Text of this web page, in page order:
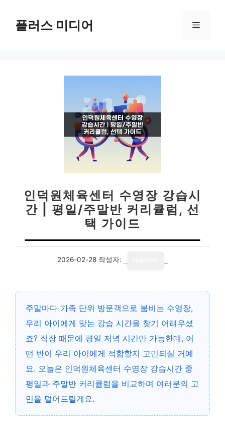
플러스 미디어 메
인덕원체육센터 수영장 강습시
간 | 평일/주말반 커리큘럼, 선
택 가이드
2026-02-28 작성자:
주말마다 가족 단위 방문객으로 붐비는 수영장,
우리 아이에게 맞는 강습 시간을 찾기 어려우셨
죠? 직장 때문에 평일 저녁 시간만 가능한데, 어
떤 반이 우리 아이에게 적합할지 고민되실 거예
요. 오늘은 인덕원체육센터 수영장 강습시간 중
평일과 주말반 커리큘럼을 비교하며 여러분의 고
민을 덜어드릴게요.